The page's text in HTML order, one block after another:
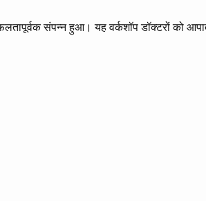
संपन्न हुआ। यह वर्कशॉप डॉक्टरों को